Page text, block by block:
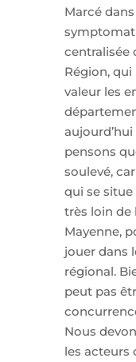
Marcé
centralisée
Région, qui
valeur les
pensons
soulevé,
qui se situe
très loin de
Mayenne,
jouer dans
régional.
peut pas
Nous
les acteurs